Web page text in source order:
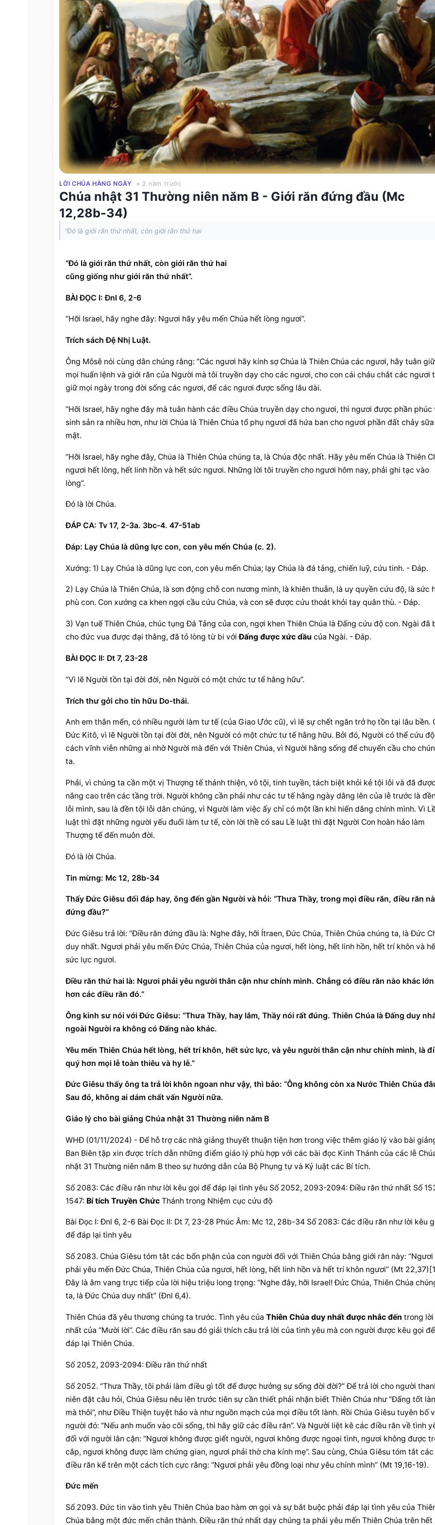
LỜI CHÚA HÀNG NGÀY • 2 năm trước
Chúa nhật 31 Thường niên năm B - Giới răn đứng đầu (Mc
12,28b-34)
“Đó là giới răn thứ nhất, còn giới răn thứ hai
“Đó là giới răn thứ nhất, còn giới răn thứ hai
cũng giống như giới răn thứ nhất”.
BÀI ĐỌC I: Đnl 6, 2-6
“Hỡi Israel, hãy nghe đây: Ngươi hãy yêu mến Chúa hết lòng ngươi”.
Trích sách Đệ Nhị Luật.
Ông Môsê nói cùng dân chúng rằng: “Các ngươi hãy kính sợ Chúa là Thiên Chúa các ngươi, hãy tuân giữ
mọi huấn lệnh và giới răn của Người mà tôi truyền dạy cho các ngươi, cho con cái cháu chắt các ngươi
giữ mọi ngày trong đời sống các ngươi, để các ngươi được sống lâu dài.
“Hỡi Israel, hãy nghe đây mà tuân hành các điều Chúa truyền dạy cho ngươi, thì ngươi được phần phúc
sinh sản ra nhiều hơn, như lời Chúa là Thiên Chúa tổ phụ ngươi đã hứa ban cho ngươi phần đất chảy
mật.
“Hỡi Israel, hãy nghe đây, Chúa là Thiên Chúa chúng ta, là Chúa độc nhất. Hãy yêu mến Chúa là Thiên
ngươi hết lòng, hết linh hồn và hết sức ngươi. Những lời tôi truyền cho ngươi hôm nay, phải ghi tạc vào
lòng”.
Đó là lời Chúa.
ĐÁP CA: Tv 17, 2-3a. 3bc-4. 47-51ab
Đáp: Lạy Chúa là dũng lực con, con yêu mến Chúa (c. 2).
Xướng: 1) Lạy Chúa là dũng lực con, con yêu mến Chúa; lạy Chúa là đá tảng, chiến luỹ, cứu tinh. - Đáp.
2) Lạy Chúa là Thiên Chúa, là sơn động chỗ con nương mình, là khiên thuẫn, là uy quyền cứu độ, là sức
phù con. Con xướng ca khen ngợi cầu cứu Chúa, và con sẽ được cứu thoát khỏi tay quân thù. - Đáp.
3) Vạn tuế Thiên Chúa, chúc tụng Đá Tảng của con, ngợi khen Thiên Chúa là Đấng cứu độ con. Ngài đã
cho đức vua được đại thắng, đã tỏ lòng từ bi với Đấng được xức dầu của Ngài. - Đáp.
BÀI ĐỌC II: Dt 7, 23-28
“Vì lẽ Người tồn tại đời đời, nên Người có một chức tư tế hằng hữu”.
Trích thư gởi cho tín hữu Do-thái.
Anh em thân mến, có nhiều người làm tư tế (của Giao Ước cũ), vì lẽ sự chết ngăn trở họ tồn tại lâu bền.
Đức Kitô, vì lẽ Người tồn tại đời đời, nên Người có một chức tư tế hằng hữu. Bởi đó, Người có thể cứu độ
cách vĩnh viễn những ai nhờ Người mà đến với Thiên Chúa, vì Người hằng sống để chuyển cầu cho
ta.
Phải, vì chúng ta cần một vị Thượng tế thánh thiện, vô tội, tinh tuyền, tách biệt khỏi kẻ tội lỗi và đã được
nâng cao trên các tầng trời. Người không cần phải như các tư tế hằng ngày dâng lên của lễ trước là
lỗi mình, sau là đền tội lỗi dân chúng, vì Người làm việc ấy chỉ có một lần khi hiến dâng chính mình. Vì
luật thì đặt những người yếu đuối làm tư tế, còn lời thề có sau Lề luật thì đặt Người Con hoàn hảo làm
Thượng tế đến muôn đời.
Đó là lời Chúa.
Tin mừng: Mc 12, 28b-34
Thấy Đức Giêsu đối đáp hay, ông đến gần Người và hỏi: “Thưa Thầy, trong mọi điều răn, điều răn
đứng đầu?”
Đức Giêsu trả lời: “Điều răn đứng đầu là: Nghe đây, hỡi Ítraen, Đức Chúa, Thiên Chúa chúng ta, là Đức
duy nhất. Ngươi phải yêu mến Đức Chúa, Thiên Chúa của ngươi, hết lòng, hết linh hồn, hết trí khôn và
sức lực ngươi.
Điều răn thứ hai là: Ngươi phải yêu người thân cận như chính mình. Chẳng có điều răn nào khác lớn
hơn các điều răn đó.”
Ông kinh sư nói với Đức Giêsu: “Thưa Thầy, hay lắm, Thầy nói rất đúng. Thiên Chúa là Đấng duy
ngoài Người ra không có Đấng nào khác.
Yêu mến Thiên Chúa hết lòng, hết trí khôn, hết sức lực, và yêu người thân cận như chính mình, là
quý hơn mọi lễ toàn thiêu và hy lễ.”
Đức Giêsu thấy ông ta trả lời khôn ngoan như vậy, thì bảo: “Ông không còn xa Nước Thiên Chúa
Sau đó, không ai dám chất vấn Người nữa.
Giáo lý cho bài giảng Chúa nhật 31 Thường niên năm B
WHĐ (01/11/2024) - Để hỗ trợ các nhà giảng thuyết thuận tiện hơn trong việc thêm giáo lý vào bài
Ban Biên tập xin được trích dẫn những điểm giáo lý phù hợp với các bài đọc Kinh Thánh của các lễ
nhật 31 Thường niên năm B theo sự hướng dẫn của Bộ Phụng tự và Kỷ luật các Bí tích.
Số 2083: Các điều răn như lời kêu gọi để đáp lại tình yêu Số 2052, 2093-2094: Điều răn thứ nhất Số
1547: Bí tích Truyền Chức Thánh trong Nhiệm cục cứu độ
Bài Ðọc I: Ðnl 6, 2-6 Bài Ðọc II: Dt 7, 23-28 Phúc Âm: Mc 12, 28b-34 Số 2083: Các điều răn như lời kêu
để đáp lại tình yêu
Số 2083. Chúa Giêsu tóm tắt các bổn phận của con người đối với Thiên Chúa bằng giới răn này: “Ngươi
phải yêu mến Đức Chúa, Thiên Chúa của ngươi, hết lòng, hết linh hồn và hết trí khôn ngươi” (Mt
Đây là âm vang trực tiếp của lời hiệu triệu long trọng: “Nghe đây, hỡi Israel! Đức Chúa, Thiên Chúa
ta, là Đức Chúa duy nhất” (Đnl 6,4).
Thiên Chúa đã yêu thương chúng ta trước. Tình yêu của Thiên Chúa duy nhất được nhắc đến trong
nhất của “Mười lời”. Các điều răn sau đó giải thích câu trả lời của tình yêu mà con người được kêu gọi để
đáp lại Thiên Chúa.
Số 2052, 2093-2094: Điều răn thứ nhất
Số 2052. “Thưa Thầy, tôi phải làm điều gì tốt để được hưởng sự sống đời đời?” Để trả lời cho người
niên đặt câu hỏi, Chúa Giêsu nêu lên trước tiên sự cần thiết phải nhận biết Thiên Chúa như “Đấng tốt
mà thôi”, như Điều Thiện tuyệt hảo và như nguồn mạch của mọi điều tốt lành. Rồi Chúa Giêsu tuyên bố
người đó: “Nếu anh muốn vào cõi sống, thì hãy giữ các điều răn”. Và Người liệt kê các điều răn về tình
đối với người lân cận: “Ngươi không được giết người, ngươi không được ngoại tình, ngươi không được
cắp, ngươi không được làm chứng gian, ngươi phải thờ cha kính mẹ”. Sau cùng, Chúa Giêsu tóm tắt các
điều răn kể trên một cách tích cực rằng: “Ngươi phải yêu đồng loại như yêu chính mình” (Mt 19,16-19).
Đức mến
Số 2093. Đức tin vào tình yêu Thiên Chúa bao hàm ơn gọi và sự bắt buộc phải đáp lại tình yêu của
Chúa bằng một đức mến chân thành. Điều răn thứ nhất dạy chúng ta phải yêu mến Thiên Chúa trên hết